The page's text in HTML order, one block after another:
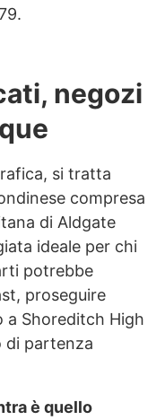
negozi
si tratta
compresa
di Aldgate
ideale per chi
potrebbe
proseguire
a Shoreditch High
di partenza
è quello